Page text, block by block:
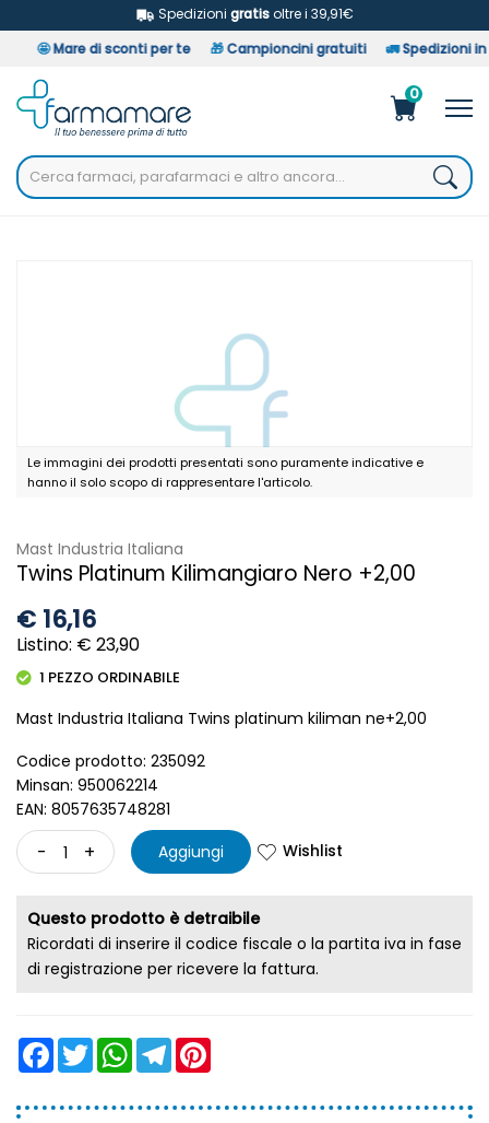
Spedizioni gratisoltre i 39,91€
Mare di sconti per te🎁 Campioncini gratuiti 🚛 Spedizioni in
0
Le immagini dei prodotti presentati sono puramente indicative e
hanno il solo scopo di rappresentare l'articolo.
Mast Industria Italiana
Twins Platinum Kilimangiaro Nero +2,00
€ 16,16
Listino: € 23,90
1 PEZZO ORDINABILE
Mast Industria Italiana Twins platinum kiliman ne+2,00
Codice prodotto: 235092
Minsan: 950062214
EAN: 8057635748281
- + Aggiungi Wishlist
Questo prodotto è detraibile
Ricordati di inserire il codice fiscale o la partita iva in fase
di registrazione per ricevere la fattura.
Facebook
Twitter WhatsAppTelegram